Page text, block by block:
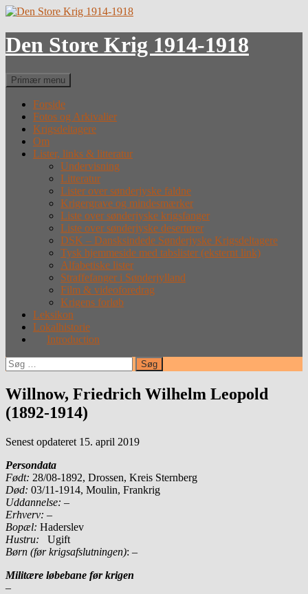
Hop
indhold
Den Store Krig 1914-1918
Søg
Primær menu
Forside
Fotos og Arkivalier
Krigsdeltagere
Om
Lister, links & litteratur
Undervisning
Litteratur
Lister over sønderjyske faldne
Krigergrave og mindesmærker
Liste over sønderjyske krigsfanger
Liste over sønderjyske desertører
DSK – Dansksindede Sønderjyske Krigsdeltagere
Tysk hjemmeside med tabslister (eksternt link)
Alfabetiske lister
Straffefanger i Sønderjylland
Film & videoforedrag
Krigens forløb
Leksikon
Lokalhistorie
Introduction
Søg
efter:
Willnow, Friedrich Wilhelm Leopold
(1892-1914)
Senest opdateret 15. april 2019
Persondata
Født: 28/08-1892, Drossen, Kreis Sternberg
Død: 03/11-1914, Moulin, Frankrig
Uddannelse: –
Erhverv: –
Bopæl: Haderslev
Hustru: Ugift
Børn (før krigsafslutningen): –
Militære løbebane før krigen
–